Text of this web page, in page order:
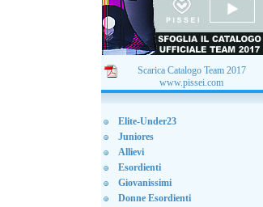
Scarica Catalogo Team 2017
www.pissei.com
Elite-Under23
Juniores
Allievi
Esordienti
Giovanissimi
Donne Esordienti